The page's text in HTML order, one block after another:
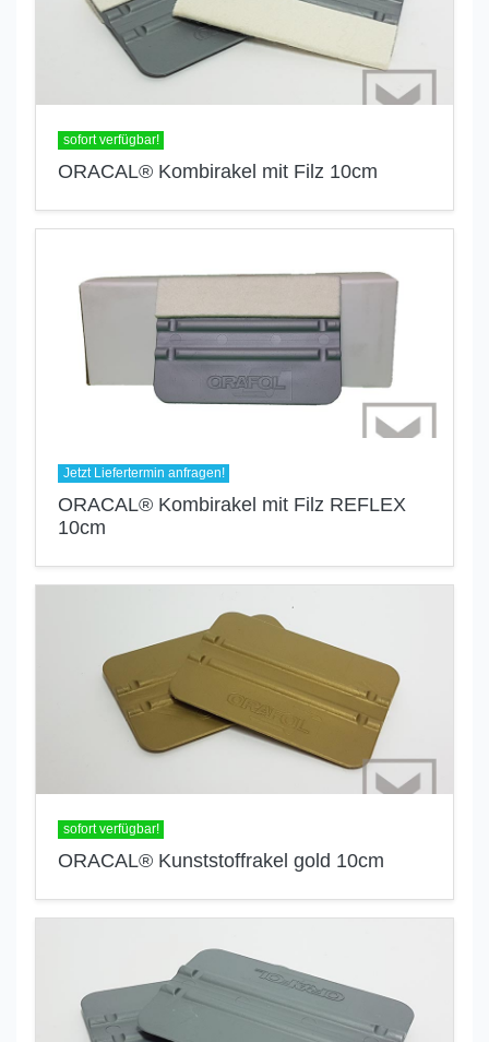
sofort verfügbar!
ORACAL® Kombirakel mit Filz 10cm
Jetzt Liefertermin anfragen!
ORACAL® Kombirakel mit Filz REFLEX
10cm
sofort verfügbar!
ORACAL® Kunststoffrakel gold 10cm